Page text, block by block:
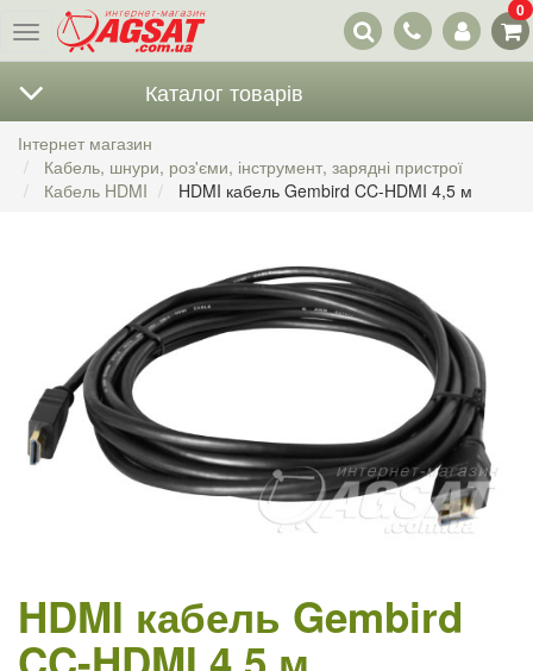
Меню
Наші
контакти
0
Каталог товарів
Інтернет магазин
Кабель, шнури, роз'єми, інструмент, зарядні пристрої
Кабель HDMI
HDMI кабель Gembird CC-HDMI 4,5 м
HDMI кабель Gembird